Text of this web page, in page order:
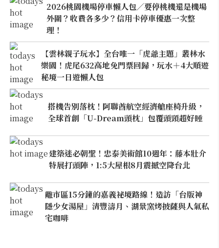
2026桃園機場停車懶人包／要停桃機還是機場
外圍？收費各多少？信用卡停車優惠一次整
理！
【雲林親子玩水】全台唯一「虎爺主題」叢林水
樂園！虎尾632高地免門票回歸，玩水＋4大順遊
秘境一日遊懶人包
搭機告別落枕！阿聯酋航空經濟艙座椅升級，
全球首創「U-Dream頭枕」包覆頭頸超好睡
建築迷必朝聖！忠泰美術館10週年：藤本壯介
特展打頭陣，1:5大屋根8月震撼空降台北
離市區15分鐘的嘉義祕境路線！造訪「台版神
隱少女湯屋」清豐濤月、湖景窯烤披薩與人氣私
宅咖啡